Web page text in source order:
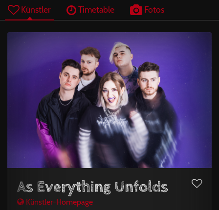
Künstler Timetable Fotos
As Everything Unfolds
Künstler-Homepage